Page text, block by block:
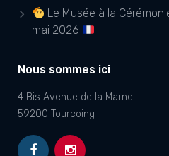
Le Musée à la
mai 2026
Nous sommes ici
4 Bis Avenue de la Marne
59200 Tourcoing